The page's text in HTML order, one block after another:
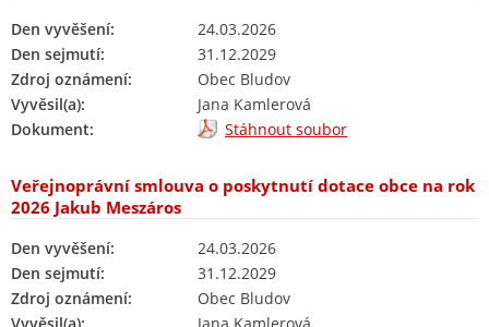
Den vyvěšení:
24.03.2026
Den sejmutí:
31.12.2029
Zdroj oznámení:
Obec Bludov
Vyvěsil(a):
Jana Kamlerová
Dokument:
Stáhnout soubor
Veřejnoprávní smlouva o poskytnutí dotace obce na rok
2026 Jakub Meszáros
Den vyvěšení:
24.03.2026
Den sejmutí:
31.12.2029
Zdroj oznámení:
Obec Bludov